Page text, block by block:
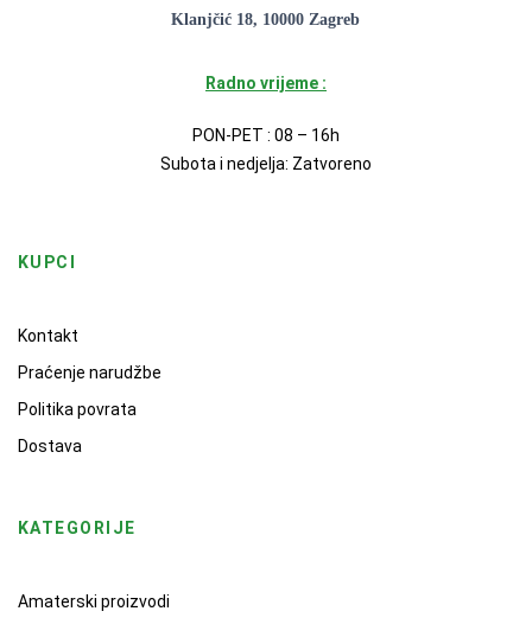
Klanjčić 18, 10000 Zagreb
Radno vrijeme :
PON-PET : 08 – 16h
Subota i nedjelja: Zatvoreno
KUPCI
Kontakt
Praćenje narudžbe
Politika povrata
Dostava
KATEGORIJE
Amaterski proizvodi